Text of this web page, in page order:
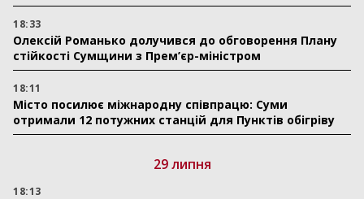
18:33
Олексій Романько долучився до обговорення Плану
стійкості Сумщини з Прем’єр-міністром
18:11
Місто посилює міжнародну співпрацю: Суми
отримали 12 потужних станцій для Пунктів обігріву
29 липня
18:13